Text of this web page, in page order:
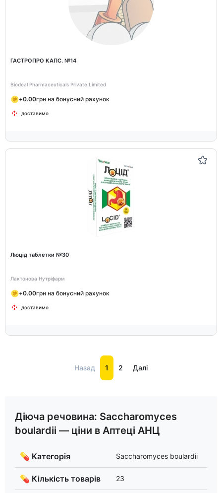
ГАСТРОПРО КАПС. №14
Biodeal Pharmaceuticals Private Limited
+0.00грн на бонусний рахунок
доставимо
Люцід таблетки №30
Лактонова Нутріфарм
+0.00грн на бонусний рахунок
доставимо
Назад 1 2 Далі
Діюча речовина: Saccharomyces
boulardii — ціни в Аптеці АНЦ
💊 Категорія Saccharomyces boulardii
💊 Кількість товарів 23